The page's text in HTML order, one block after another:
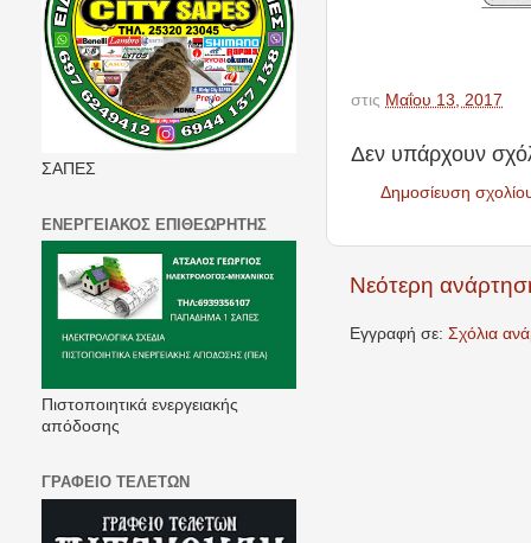
στις Μαΐου 13, 2017
Δεν υπάρχουν
Δημοσίευση
Νεότερη
Εγγραφή σε: Σχόλια
ΣΑΠΕΣ
ΕΝΕΡΓΕΙΑΚΟΣ ΕΠΙΘΕΩΡΗΤΗΣ
Πιστοποιητικά ενεργειακής
απόδοσης
ΓΡΑΦΕΙΟ ΤΕΛΕΤΩΝ